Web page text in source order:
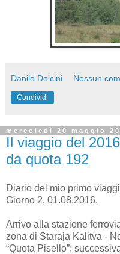
Danilo Dolcini Nessun
Condividi
mercoledì 20 maggio
Il viaggio del
da quota 192
Diario del mio primo
Giorno 2, 01.08.2016.
Arrivo alla stazione
zona di Staraja Kalitva -
“Quota Pisello”;